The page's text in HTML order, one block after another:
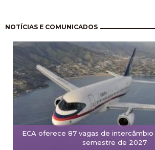
NOTÍCIAS E COMUNICADOS
ECA oferece 87 vagas de
semestre de 2027
Paginación